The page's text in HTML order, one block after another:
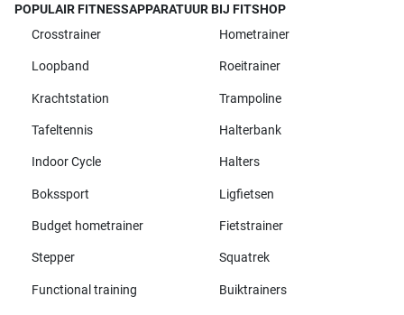
POPULAIR FITNESSAPPARATUUR BIJ FITSHOP
Crosstrainer
Hometrainer
Loopband Roeitrainer
Krachtstation Trampoline
Tafeltennis Halterbank
Indoor Cycle Halters
Bokssport Ligfietsen
Budget hometrainer Fietstrainer
Stepper Squatrek
Functional training Buiktrainers